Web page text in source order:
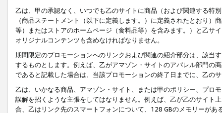
乙は、甲の承認なく、いつでも乙のサイトに商品（および関連する特
（商品ステートメント（以下に定義します。）に定義されたとおり
等）またはストアのホームページ（食料品等）を含みます。）と乙サ
オリジナルコンテンツも含めなければなりません。
期間限定のプロモーションへのリンクおよび関連の紹介部分は、該当
するものとします。例えば、乙がアマゾン・サイトのアパレル部門の
であると記載した場合は、当該プロモーションの終了日までに、乙の
乙は、いかなる商品、アマゾン・サイト、または甲のポリシー、プロ
誤解を招くような主張をしてはなりません。例えば、乙が乙のサイト
合、乙はリンク先のスマートフォンについて、128 GBのメモリーがあ